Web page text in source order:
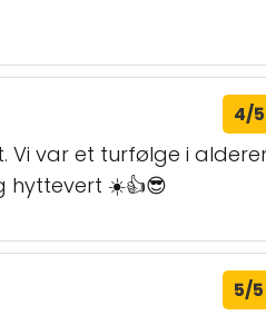
4/5
var et turfølge i alderen
hyttevert ☀️👍😎
5/5